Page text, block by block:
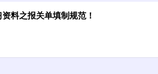
料之报关单填制规范！